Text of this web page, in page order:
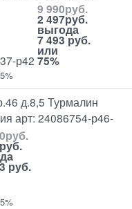
р42
9 990руб.
2 497руб.
выгода
7 493 руб.
или
75%
д.8,5 Турмалин
арт: 24086754-р46-
руб.
руб.
руб.